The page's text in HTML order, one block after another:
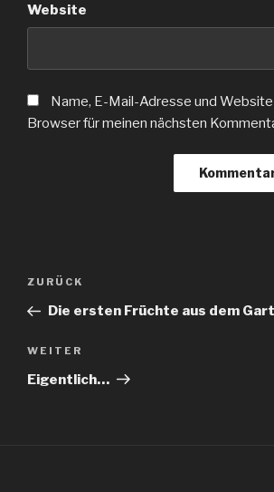
Website
Name, E-Mail-Adresse und
Browser für meinen nächsten
Beitragsnavigation
Vorheriger
Beitrag
ZURÜCK
Die ersten Früchte aus dem
Nächster
Beitrag
WEITER
Eigentlich…